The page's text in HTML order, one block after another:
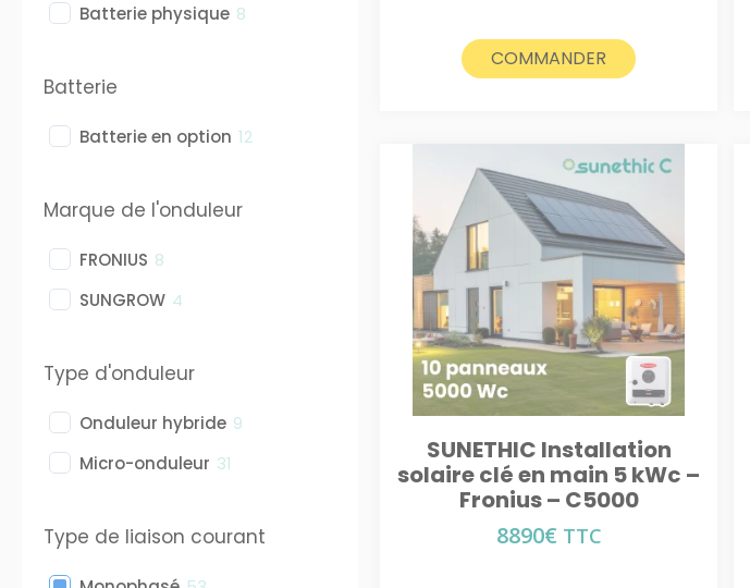
Batterie physique 8
Batterie
Batterie en option 12
Marque de l'onduleur
FRONIUS 8
SUNGROW 4
Type d'onduleur
Onduleur hybride 9
Micro-onduleur 31
Type de liaison courant
COMMANDER
SUNETHIC Installation
solaire clé en main 5 kWc –
Fronius – C5000
8890€ TTC